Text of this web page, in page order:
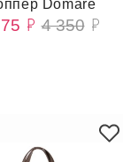
Domare
4 350